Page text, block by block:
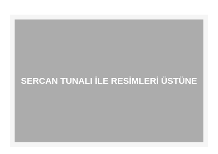
SERCAN TUNALI İLE RESIMLERI ÜSTÜNE